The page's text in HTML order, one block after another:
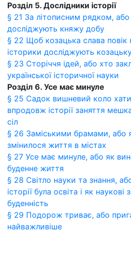
Розділ 5. Дослідники історії
§ 21 За літописним рядком, або
досліджують княжу добу
§ 22 Щоб козацька слава повік
історики досліджують
§ 23 Сторіччя ідей, або хто
української історичної науки
Розділ 6. Усе має минуле
§ 25 Садок вишневий коло
впродовж історії заняття
сіл
§ 26 Заміськими брамами, або
змінилося життя в містах
§ 27 Усе має минуле, або як
буденне життя
§ 28 Світло науки та знання,
історії була освіта і як
буденність
§ 29 Подорож триває, або
найважливіше